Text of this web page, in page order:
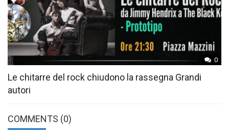
0
Le chitarre del rock chiudono la rassegna Grandi
autori
COMMENTS (0)